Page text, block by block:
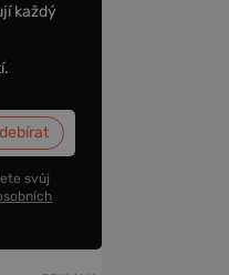
každý
svůj